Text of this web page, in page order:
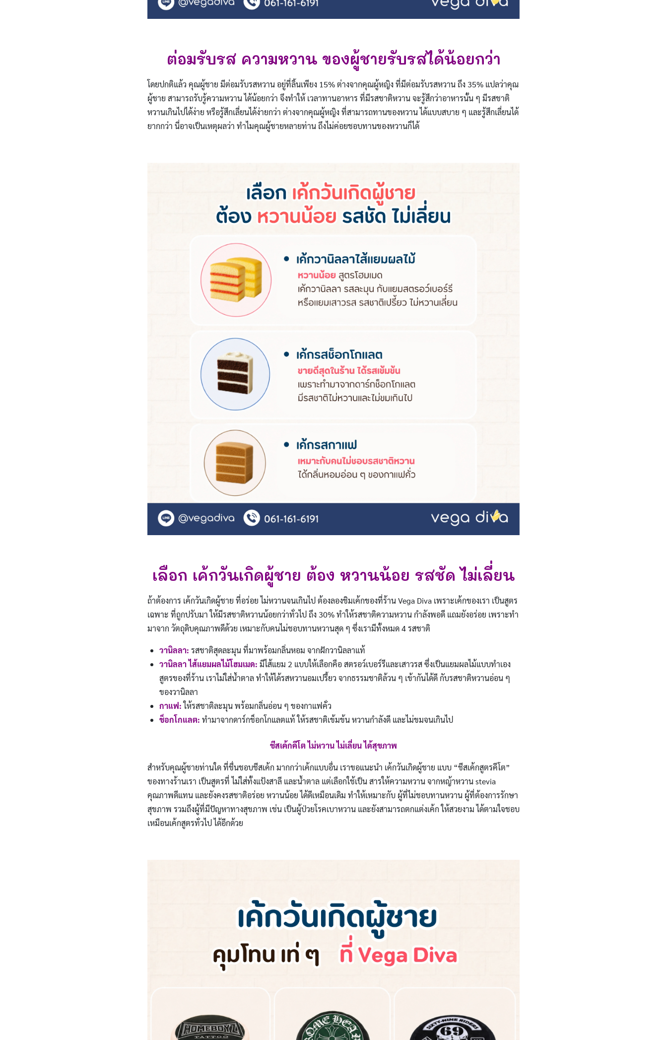
ต่อมรับรส ความหวาน ของผู้ชายรับรสได้น้อยกว่า
โดยปกติแล้ว คุณผู้ชาย มีต่อมรับรสหวาน อยู่ที่ลิ้นเพียง 15% ต่างจากคุณผู้หญิง ที่มีต่อมรับรสหวาน ถึง 35% แปลว่าคุณ
ผู้ชาย สามารถรับรู้ความหวาน ได้น้อยกว่า จึงทำให้ เวลาทานอาหาร ที่มีรสชาติหวาน จะรู้สึกว่าอาหารนั้น ๆ มีรสชาติ
หวานเกินไปได้ง่าย หรือรู้สึกเลี่ยนได้ง่ายกว่า ต่างจากคุณผู้หญิง ที่สามารถทานของหวาน ได้แบบสบาย ๆ และรู้สึกเลี่ยนได้
ยากกว่า นี่อาจเป็นเหตุผลว่า ทำไมคุณผู้ชายหลายท่าน ถึงไม่ค่อยชอบทานของหวานก็ได้
เลือก เค้กวันเกิดผู้ชาย ต้อง หวานน้อย รสชัด ไม่เลี่ยน
ถ้าต้องการ เค้กวันเกิดผู้ชาย ที่อร่อย ไม่หวานจนเกินไป ต้องลองชิมเค้กของที่ร้าน Vega Diva เพราะเค้กของเรา เป็นสูตร
เฉพาะ ที่ถูกปรับมา ให้มีรสชาติหวานน้อยกว่าทั่วไป ถึง 30% ทำให้รสชาติความหวาน กำลังพอดี แถมยังอร่อย เพราะทำ
มาจาก วัตถุดิบคุณภาพดีด้วย เหมาะกับคนไม่ชอบทานหวานสุด ๆ ซึ่งเรามีทั้งหมด 4 รสชาติ
วานิลลา: รสชาติสุดละมุน ที่มาพร้อมกลิ่นหอม จากฝักวานิลลาแท้
วานิลลา ไส้แยมผลไม้โฮมเมด: มีไส้แยม 2 แบบให้เลือกคือ สตรอว์เบอร์รีและเสาวรส ซึ่งเป็นแยมผลไม้แบบทำเอง
สูตรของที่ร้าน เราไม่ใส่น้ำตาล ทำให้ได้รสหวานอมเปรี้ยว จากธรรมชาติล้วน ๆ เข้ากันได้ดี กับรสชาติหวานอ่อน ๆ
ของวานิลลา
กาแฟ: ให้รสชาติละมุน พร้อมกลิ่นอ่อน ๆ ของกาแฟคั่ว
ช็อกโกแลต: ทำมาจากดาร์กช็อกโกแลตแท้ ให้รสชาติเข้มข้น หวานกำลังดี และไม่ขมจนเกินไป
ชีสเค้กคีโต ไม่หวาน ไม่เลี่ยน ได้สุขภาพ
สำหรับคุณผู้ชายท่านใด ที่ชื่นชอบชีสเค้ก มากกว่าเค้กแบบอื่น เราขอแนะนำ เค้กวันเกิดผู้ชาย แบบ “ชีสเค้กสูตรคีโต”
ของทางร้านเรา เป็นสูตรที่ ไม่ใส่ทั้งแป้งสาลี และน้ำตาล แต่เลือกใช้เป็น สารให้ความหวาน จากหญ้าหวาน stevia
คุณภาพดีแทน และยังคงรสชาติอร่อย หวานน้อย ได้ดีเหมือนเดิม ทำให้เหมาะกับ ผู้ที่ไม่ชอบทานหวาน ผู้ที่ต้องการรักษา
สุขภาพ รวมถึงผู้ที่มีปัญหาทางสุขภาพ เช่น เป็นผู้ป่วยโรคเบาหวาน และยังสามารถตกแต่งเค้ก ให้สวยงาม ได้ตามใจชอบ
เหมือนเค้กสูตรทั่วไป ได้อีกด้วย